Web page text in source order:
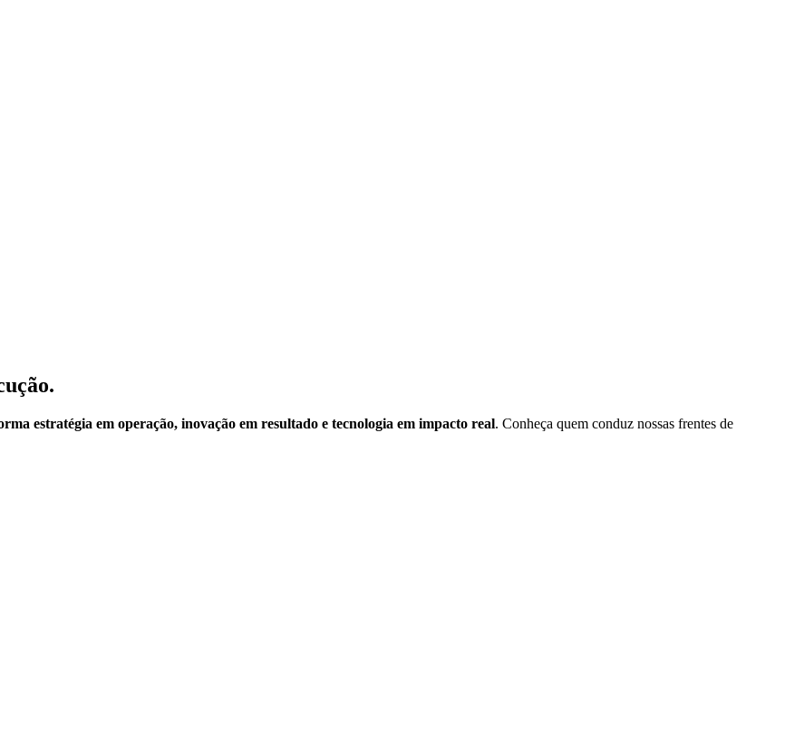
estratégia em operação, inovação em resultado e tecnologia em impacto real. Conheça quem conduz nossas frentes de